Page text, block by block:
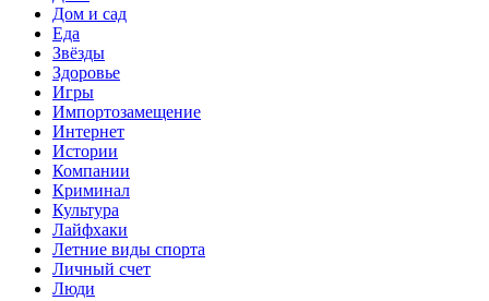
Дом и сад
Еда
Звёзды
Здоровье
Игры
Импортозамещение
Интернет
Истории
Компании
Криминал
Культура
Лайфхаки
Летние виды спорта
Личный счет
Люди